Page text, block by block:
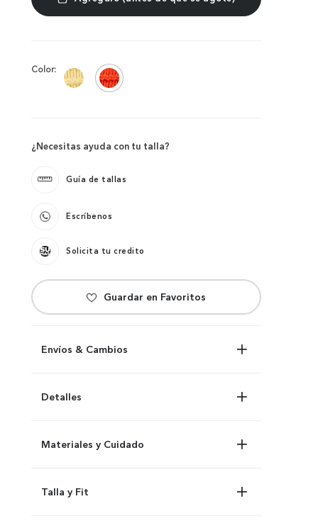
Color:
¿Necesitas ayuda con tu talla?
Guía de tallas
Escríbenos
Solicita tu credito
Envíos & Cambios
Detalles
Materiales y Cuidado
Talla y Fit